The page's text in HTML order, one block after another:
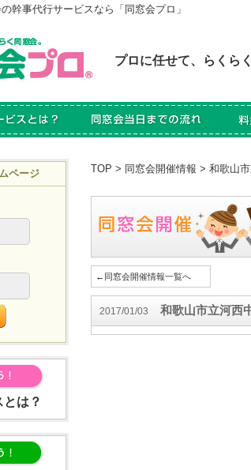
幹事代行サービスなら「同窓会プロ」
プロに任せて、らくら
TOP > 同窓会開催情報 > 和歌山
←同窓会開催情報一覧へ
2017/01/03 和歌山市立河西
ページ
は？